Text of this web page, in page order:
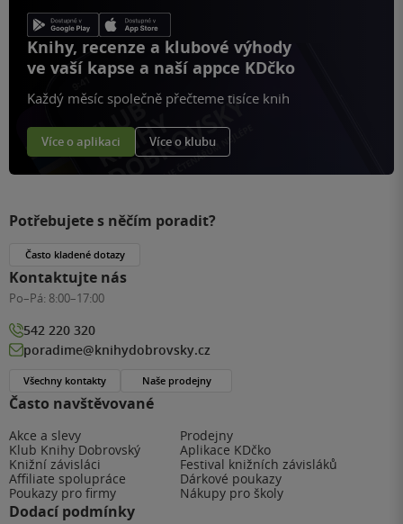
Knihy, recenze a klubové výhody
ve vaší kapse a naší appce KDčko
Každý měsíc společně přečteme tisíce knih
Více o aplikaci Více o klubu
Často navštěvované
Akce a slevy
Prodejny
Klub Knihy Dobrovský
Aplikace KDčko
Knižní závisláci
Festival knižních závisláků
Affiliate spolupráce
Dárkové poukazy
Poukazy pro firmy
Nákupy pro školy
Dodací podmínky
Potřebujete s něčím poradit?
Často kladené dotazy
Kontaktujte nás
Po–Pá: 8:00–17:00
542 220 320
poradime@knihydobrovsky.cz
Všechny kontakty Naše prodejny